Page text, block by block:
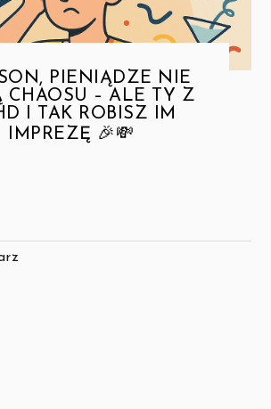
PIENIĄDZE NIE
CHAOSU – ALE TY Z
I TAK ROBISZ IM
IMPREZĘ 🎉💸